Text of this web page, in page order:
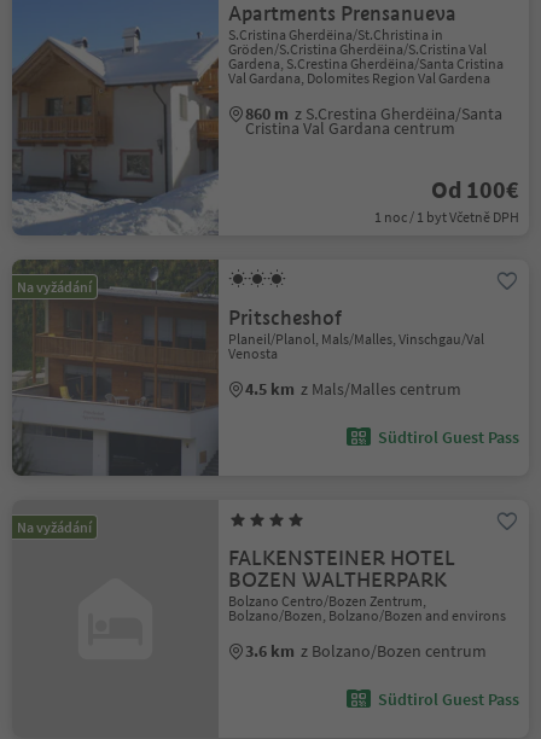
Apartments Prensanueva
S.Cristina Gherdëina/St.Christina in
Gröden/S.Cristina Gherdëina/S.Cristina Val
Gardena, S.Crestina Gherdëina/Santa Cristina
Val Gardana, Dolomites Region Val Gardena
860 m z S.Crestina Gherdëina/Santa
Cristina Val Gardana centrum
Od 100€
1 noc / 1 byt Včetně DPH
Na vyžádání
Pritscheshof
Planeil/Planol, Mals/Malles, Vinschgau/Val
Venosta
4.5 km z Mals/Malles centrum
Südtirol Guest Pass
Na vyžádání
FALKENSTEINER HOTEL
BOZEN WALTHERPARK
Bolzano Centro/Bozen Zentrum,
Bolzano/Bozen, Bolzano/Bozen and environs
3.6 km z Bolzano/Bozen centrum
Südtirol Guest Pass